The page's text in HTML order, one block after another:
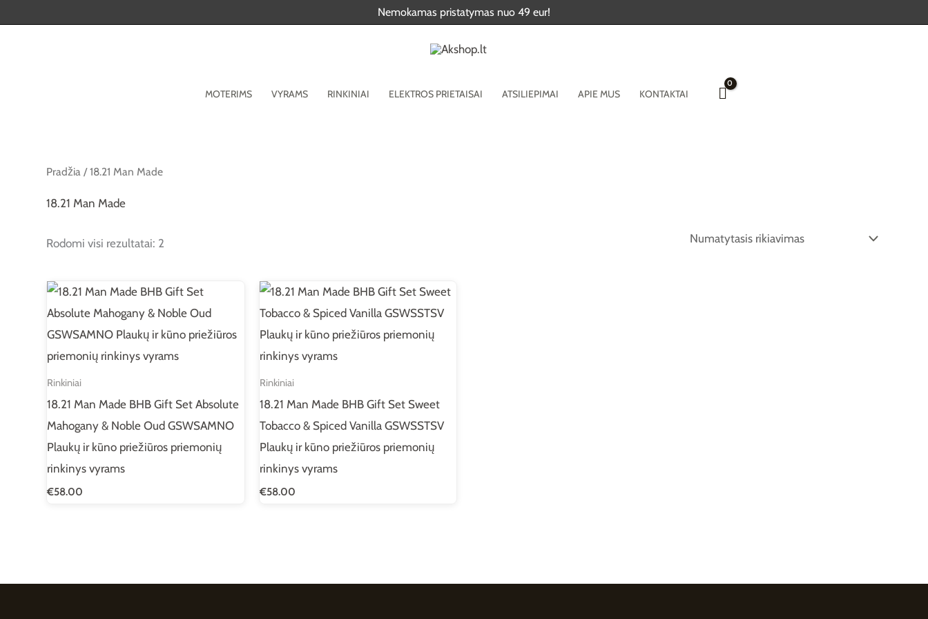
Nemokamas pristatymas nuo 49 eur!
MOTERIMS VYRAMS RINKINIAI ELEKTROS PRIETAISAI ATSILIEPIMAI APIE MUS KONTAKTAI
Pradžia / 18.21 Man Made
18.21 Man Made
Rodomi visi rezultatai: 2
Rinkiniai
18.21 Man Made BHB Gift Set Absolute
Mahogany & Noble Oud GSWSAMNO
Plaukų ir kūno priežiūros priemonių
rinkinys vyrams
€58.00
Rinkiniai
18.21 Man Made BHB Gift Set Sweet
Tobacco & Spiced Vanilla GSWSSTSV
Plaukų ir kūno priežiūros priemonių
rinkinys vyrams
€58.00